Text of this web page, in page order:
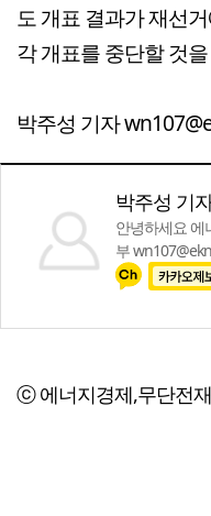
도 개표 결과가 재선
각 개표를 중단할 것
박주성 기자
박주성 기
안녕하세요 에
부
ⓒ 에너지경제,무단전